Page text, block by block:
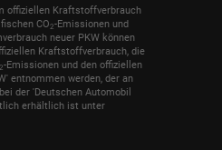
offiziellen Kraftstoffverbrauch
CO2-Emissionen und
neuer PKW können
Kraftstoffverbrauch, die
2-Emissionen und den offiziellen
entnommen werden, der an
der 'Deutschen Automobil
erhältlich ist unter